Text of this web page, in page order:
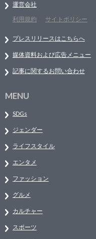
運営会社
利用規約
サイトポリシー
プレスリリースはこちらへ
媒体資料および広告メニュー
記事に関するお問い合わせ
MENU
SDGs
ジェンダー
ライフスタイル
エンタメ
ファッション
グルメ
カルチャー
スポーツ